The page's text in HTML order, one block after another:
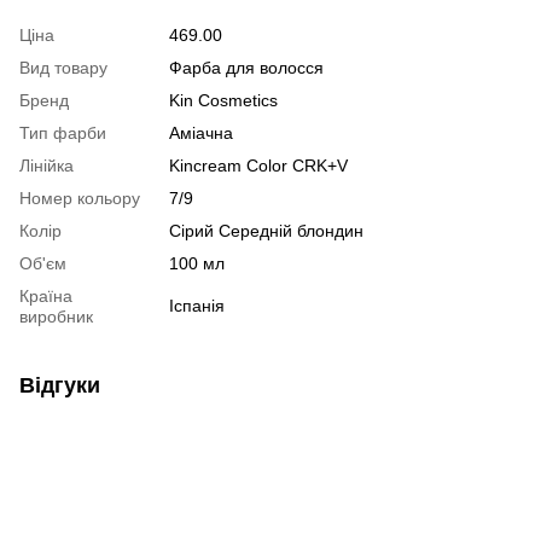
Ціна
469.00
Вид товару
Фарба для волосся
Бренд
Kin Cosmetics
Тип фарби
Аміачна
Лінійка
Kincream Color CRK+V
Номер кольору
7/9
Колір
Сірий Середній блондин
Об'єм
100 мл
Країна
виробник
Іспанія
Відгуки